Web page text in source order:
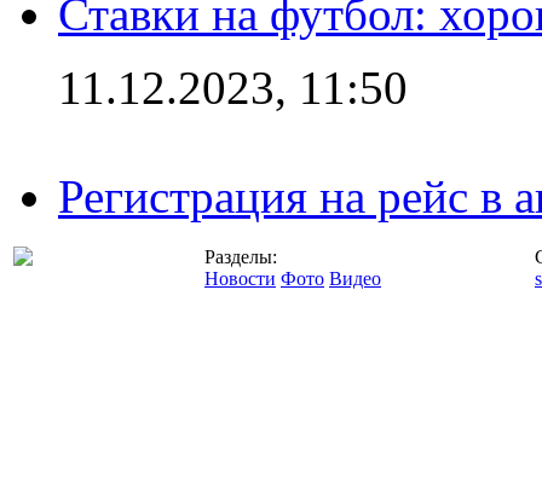
Ставки на футбол:
11.12.2023, 11:50
Регистрация на рейс в
Разделы:
Новости Фото Видео